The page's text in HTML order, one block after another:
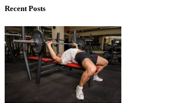
Recent Posts